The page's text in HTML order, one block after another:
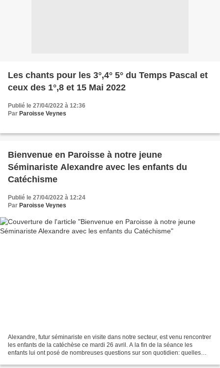
Les chants pour les 3°,4° 5° du Temps Pascal et
ceux des 1°,8 et 15 Mai 2022
Publié le 27/04/2022 à 12:36
Par Paroisse Veynes
Bienvenue en Paroisse à notre jeune
Séminariste Alexandre avec les enfants du
Catéchisme
Publié le 27/04/2022 à 12:24
Par Paroisse Veynes
Alexandre, futur séminariste en visite dans notre secteur, est venu rencontrer
les enfants de la catéchèse ce mardi 26 avril. A la fin de la séance les
enfants lui ont posé de nombreuses questions sur son quotidien: quelles